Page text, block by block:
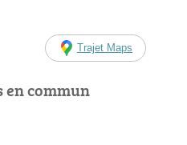
Trajet Maps
commun